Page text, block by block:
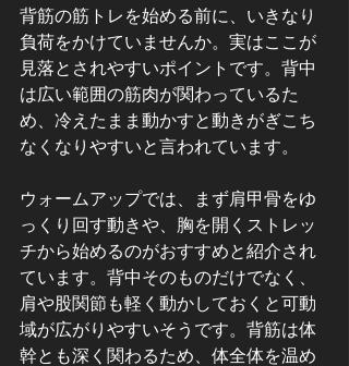
背筋の筋トレを始める前に、いきなり
負荷をかけていませんか。実はここが
見落とされやすいポイントです。背中
は広い範囲の筋肉が関わっているた
め、冷えたまま動かすと動きがぎこち
なくなりやすいと言われています。
ウォームアップでは、まず肩甲骨をゆ
っくり回す動きや、胸を開くストレッ
チから始めるのがおすすめと紹介され
ています。背中そのものだけでなく、
肩や股関節も軽く動かしておくと可動
域が広がりやすいそうです。背筋は体
幹とも深く関わるため、体全体を温め